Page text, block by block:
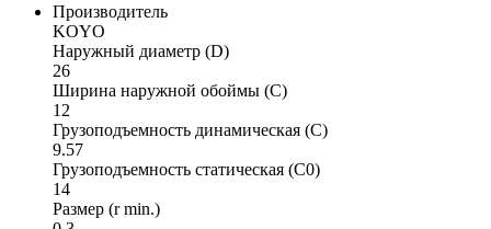
Производитель
KOYO
Наружный диаметр (D)
26
Ширина наружной обоймы (C)
12
Грузоподъемность динамическая (C)
9.57
Грузоподъемность статическая (C0)
14
Размер (r min.)